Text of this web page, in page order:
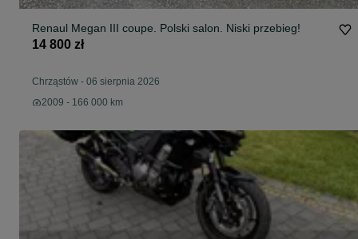
Renaul Megan III coupe. Polski salon. Niski przebieg!
14 800 zł
Chrząstów - 06 sierpnia 2026
2009 - 166 000 km